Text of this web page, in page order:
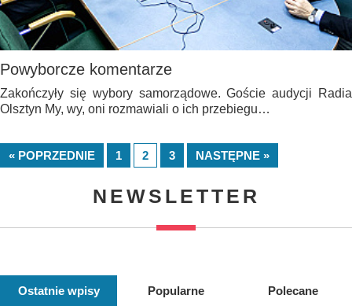
Powyborcze komentarze
Zakończyły się wybory samorządowe. Goście audycji Radia
Olsztyn My, wy, oni rozmawiali o ich przebiegu…
« POPRZEDNIE 1 2 3 NASTĘPNE »
NEWSLETTER
Ostatnie wpisy Popularne Polecane